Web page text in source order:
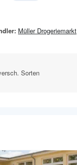
Müller Drogeriemarkt
Sorten